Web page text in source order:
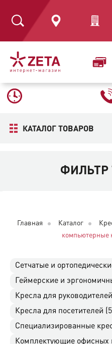
КАТАЛОГ ТОВАРОВ
ФИЛЬТР
Главная Каталог
компьютерные
Сетчатые и
Геймерские и
Кресла для
Кресла для посетителей
Специализированные
Комплектующие офисных